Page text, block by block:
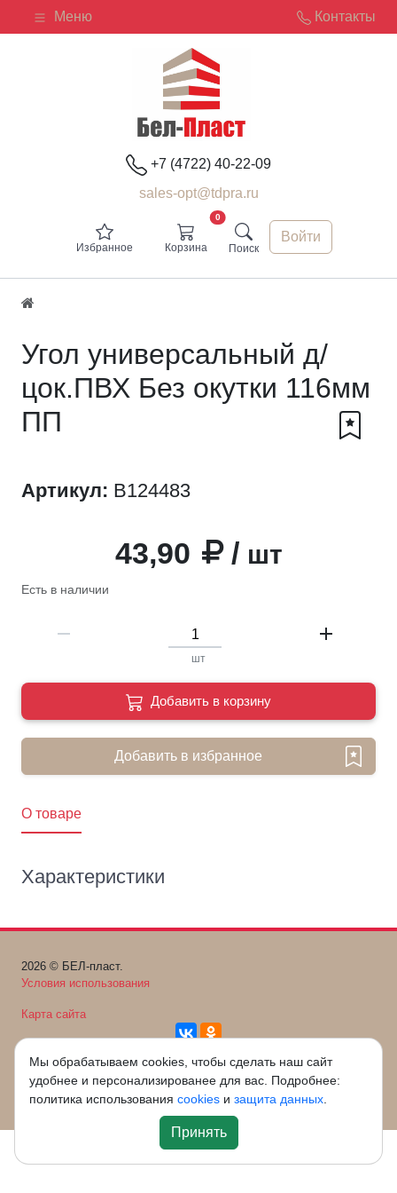
Меню Контакты
+7 (4722) 40-22-09
sales-opt@tdpra.ru
Избранное Корзина
0
Поиск
Войти
Угол универсальный д/
цок.ПВХ Без окутки 116мм
ПП
Артикул: B124483
43,90 / шт
Есть в наличии
remove add
шт
Добавить в корзину
Добавить в избранное
O товаре
Характеристики
2026 © БЕЛ-пласт.
Условия использования
Карта сайта
sales-opt@tdpra.ru
Мы обрабатываем cookies, чтобы сделать наш сайт
удобнее и персонализированее для вас. Подробнее:
политика использования cookies и защита данных
Принять